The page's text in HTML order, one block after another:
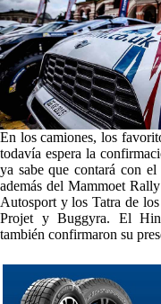
En los camiones, los
todavía espera la
ya sabe que contará con
además del Mammoet
Autosport y los Tatra de
Projet y Buggyra. El
también confirmaron su